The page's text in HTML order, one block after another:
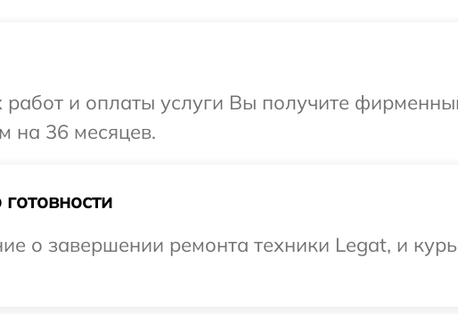
и оплаты услуги Вы получите
на 36 месяцев.
о завершении ремонта техники Legat, и